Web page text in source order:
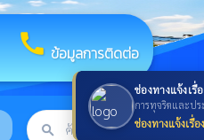
ช่องทางแจ้งเรื่
การทุจริตและป
ช่องทางแจ้งเรื่
call ข้อมูลการติดต่อ
search